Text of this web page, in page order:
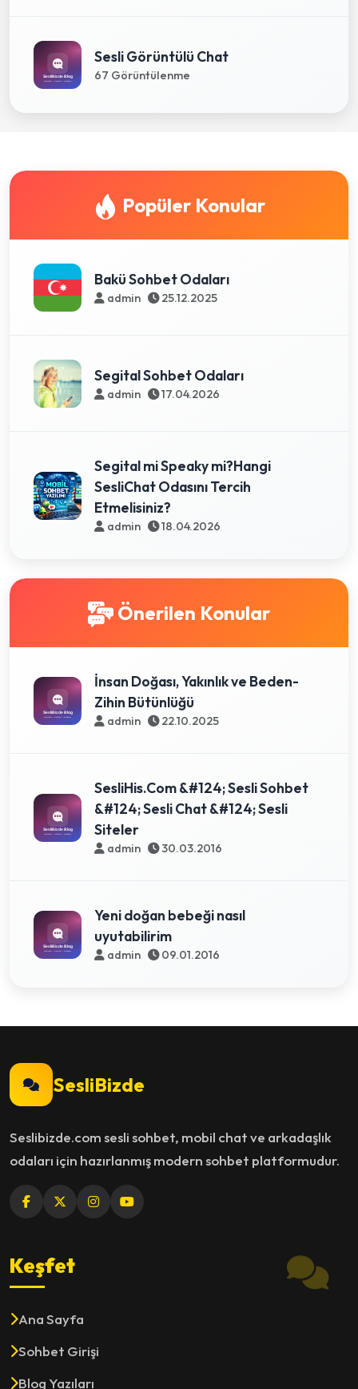
Sesli Görüntülü Chat
67 Görüntülenme
Popüler Konular
Bakü Sohbet Odaları
admin 25.12.2025
Segital Sohbet Odaları
admin 17.04.2026
Segital mi Speaky mi?Hangi
SesliChat Odasını Tercih
Etmelisiniz?
admin 18.04.2026
Önerilen Konular
İnsan Doğası, Yakınlık ve Beden-
Zihin Bütünlüğü
admin 22.10.2025
SesliHis.Com &#124; Sesli Sohbet
&#124; Sesli Chat &#124; Sesli
Siteler
admin 30.03.2016
Yeni doğan bebeği nasıl
uyutabilirim
admin 09.01.2016
SesliBizde
Seslibizde.com sesli sohbet, mobil chat ve arkadaşlık
odaları için hazırlanmış modern sohbet platformudur.
Keşfet
Ana Sayfa
Sohbet Girişi
Blog Yazıları